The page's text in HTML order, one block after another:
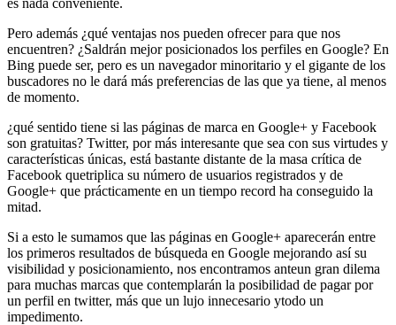
es nada conveniente.
Pero además ¿qué ventajas nos pueden ofrecer para que nos
encuentren? ¿Saldrán mejor posicionados los perfiles en Google? En
Bing puede ser, pero es un navegador minoritario y el gigante de los
buscadores no le dará más preferencias de las que ya tiene, al menos
de momento.
¿qué sentido tiene si las páginas de marca en Google+ y Facebook
son gratuitas? Twitter, por más interesante que sea con sus virtudes y
características únicas, está bastante distante de la masa crítica de
Facebook quetriplica su número de usuarios registrados y de
Google+ que prácticamente en un tiempo record ha conseguido la
mitad.
Si a esto le sumamos que las páginas en Google+ aparecerán entre
los primeros resultados de búsqueda en Google mejorando así su
visibilidad y posicionamiento, nos encontramos anteun gran dilema
para muchas marcas que contemplarán la posibilidad de pagar por
un perfil en twitter, más que un lujo innecesario ytodo un
impedimento.